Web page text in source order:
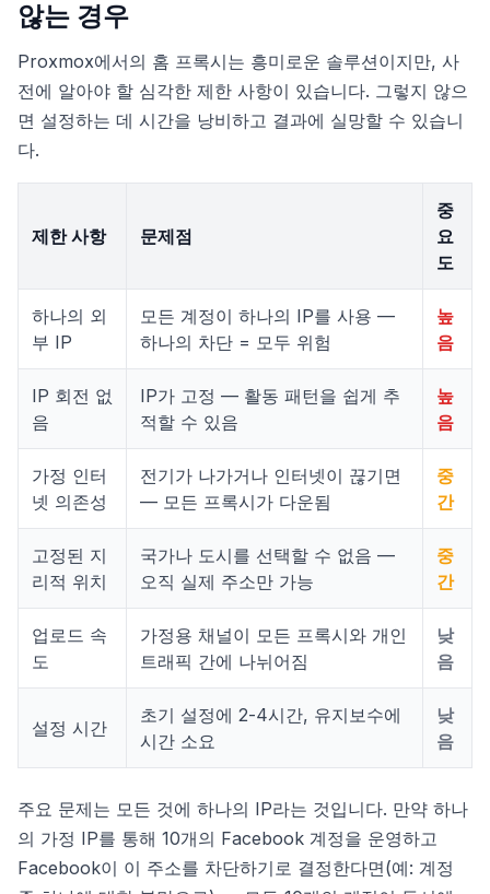
않는 경우
Proxmox에서의 홈 프록시는 흥미로운 솔루션이지만, 사
전에 알아야 할 심각한 제한 사항이 있습니다. 그렇지 않으
면 설정하는 데 시간을 낭비하고 결과에 실망할 수 있습니
다.
제한 사항 문제점
중
요
도
하나의 외
부 IP
모든 계정이 하나의 IP를 사용 —
하나의 차단 = 모두 위험
높
음
IP 회전 없
음
IP가 고정 — 활동 패턴을 쉽게 추
적할 수 있음
높
음
가정 인터
넷 의존성
전기가 나가거나 인터넷이 끊기면
— 모든 프록시가 다운됨
중
간
고정된 지
리적 위치
국가나 도시를 선택할 수 없음 —
오직 실제 주소만 가능
중
간
업로드 속
도
가정용 채널이 모든 프록시와 개인
트래픽 간에 나뉘어짐
낮
음
설정 시간
초기 설정에 2-4시간, 유지보수에
시간 소요
낮
음
주요 문제는 모든 것에 하나의 IP라는 것입니다. 만약 하나
의 가정 IP를 통해 10개의 Facebook 계정을 운영하고
Facebook이 이 주소를 차단하기로 결정한다면(예: 계정